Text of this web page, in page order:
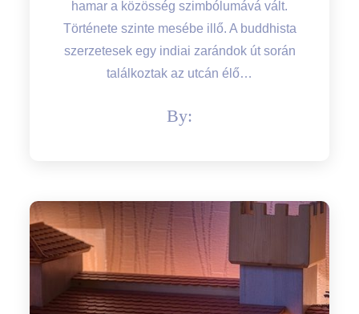
hamar a közösség szimbólumává vált.
Története szinte mesébe illő. A buddhista
szerzetesek egy indiai zarándok út során
találkoztak az utcán élő…
By: